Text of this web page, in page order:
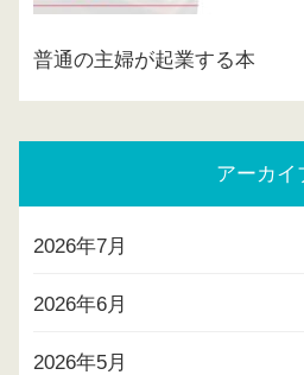
普通の主婦が起業する本
アーカイ
2026年7月
2026年6月
2026年5月